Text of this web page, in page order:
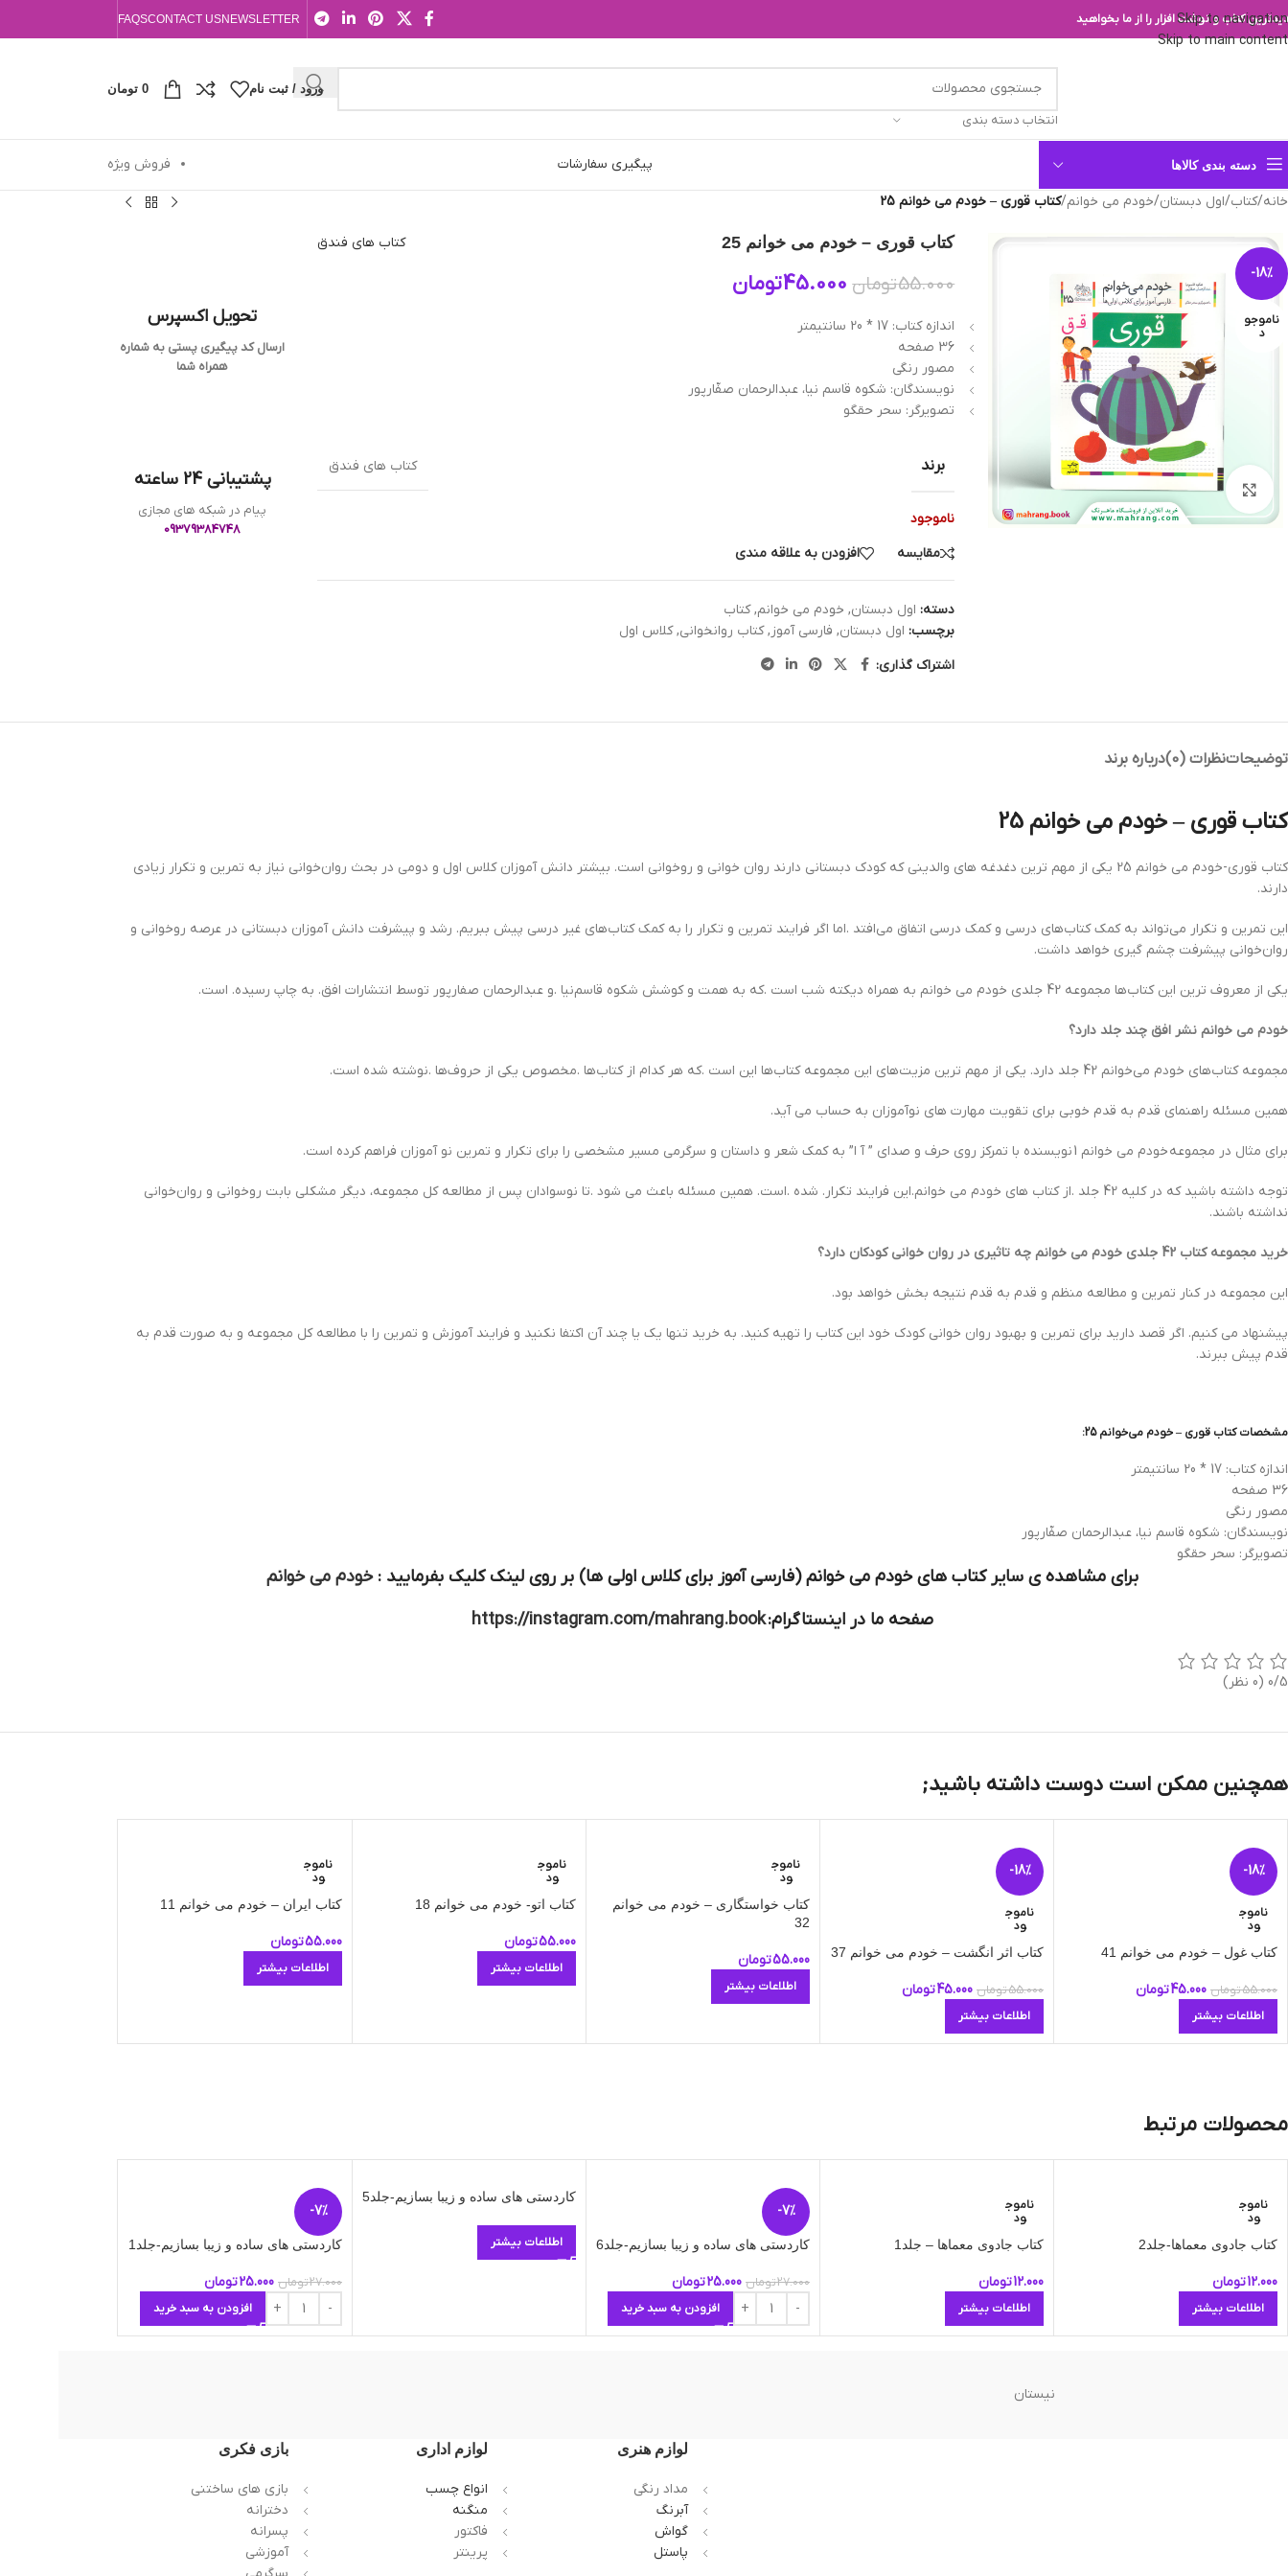
Skip to navigation
Skip to main content
کتاب و نوشت افزار را از ما بخواهید NEWSLETTER
CONTACT US
FAQS
انتخاب دسته بندی
ورود / ثبت نام 0 تومان
دسته بندی کالاها پیگیری سفارشات فروش ویژه
خانه/کتاب/اول دبستان/خودم می خوانم/کتاب قوری – خودم می‌ خوانم 25
-18%
ناموجو
د
بزرگنمایی تصویر
کتاب های فندق کتاب قوری – خودم می‌ خوانم 25
55.000تومان 45.000تومان
اندازه کتاب: 17 * 20 سانتیمتر
36 صفحه
مصور رنگی
نویسندگان: شکوه قاسم نیا، عبدالرحمان صفّارپور
تصویرگر: سحر حقگو
برند کتاب های فندق
ناموجود
مقایسه
افزودن به علاقه مندی
دسته: اول دبستان, خودم می خوانم, کتاب
برچسب: اول دبستان, فارسی آموز, کتاب روانخوانی, کلاس اول
اشتراک گذاری:
تحویل اکسپرس
ارسال کد پیگیری پستی به شماره
همراه شما
پشتیبانی 24 ساعته
پیام در شبکه های مجازی
09379384748
توضیحاتنظرات (0) درباره برند
کتاب قوری – خودم می‌ خوانم 25
کتاب قوری-خودم می‌ خوانم 25 یکی از مهم ترین دغدغه های والدینی که کودک دبستانی دارند روان خوانی و روخوانی است. بیشتر دانش آموزان کلاس اول و دومی در بحث روان‌خوانی نیاز به تمرین و تکرار زیادی
دارند.
این تمرین و تکرار می‌تواند به کمک کتاب‌های درسی و کمک درسی اتفاق می‌افتد .اما اگر فرایند تمرین و تکرار را به کمک کتاب‌های غیر درسی پیش ببریم. رشد و پیشرفت دانش آموزان دبستانی در عرصه روخوانی و
روان‌خوانی پیشرفت چشم گیری خواهد داشت.
یکی از معروف ترین این کتاب‌ها مجموعه 42 جلدی خودم می خوانم به همراه دیکته شب است .که به همت و کوشش شکوه قاسم‌نیا .و عبدالرحمان صفارپور توسط انتشارات افق. به چاپ رسیده. است.
خودم می خوانم نشر افق چند جلد دارد؟
مجموعه کتاب‌های خودم می‌خوانم 42 جلد دارد. یکی از مهم ترین مزیت‌های این مجموعه کتاب‌ها این است .که هر کدام از کتاب‌ها .مخصوص یکی از حروف‌ها .نوشته شده است.
همین مسئله راهنمای قدم به قدم خوبی برای تقویت مهارت های نوآموزان به حساب می آید.
برای مثال در مجموعه خودم می خوانم 1 نویسنده با تمرکز روی حرف و صدای ” آ ا” به کمک شعر و داستان و سرگرمی مسیر مشخصی را برای تکرار و تمرین نو آموزان فراهم کرده است.
توجه داشته باشید که در کلیه 42 جلد .از کتاب های خودم می خوانم.این فرایند تکرار. شده .است. همین مسئله باعث می شود .تا نو‌سوادان پس از مطالعه کل مجموعه، دیگر مشکلی بابت روخوانی و روان‌خوانی
نداشته باشند.
خرید مجموعه کتاب 42 جلدی خودم می خوانم چه تاثیری در روان خوانی کودکان دارد؟
این مجموعه در کنار تمرین و مطالعه منظم و قدم به قدم نتیجه بخش خواهد بود.
پیشنهاد می کنیم. اگر قصد دارید برای تمرین و بهبود روان خوانی کودک خود این کتاب را تهیه کنید. به خرید تنها یک یا چند آن اکتفا نکنید و فرایند آموزش و تمرین را با مطالعه کل مجموعه و به صورت قدم به
قدم پیش ببرند.
مشخصات کتاب قوری – خودم می‌خوانم 25:
اندازه کتاب: 17 * 20 سانتیمتر
36 صفحه
مصور رنگی
نویسندگان: شکوه قاسم نیا، عبدالرحمان صفّارپور
تصویرگر: سحر حقگو
برای مشاهده ی سایر کتاب های خودم می خوانم (فارسی آموز برای کلاس اولی ها) بر روی لینک کلیک بفرمایید :خودم می خوانم
صفحه ما در اینستاگرام:https://instagram.com/mahrang.book
0/5 (0 نظر)
همچنین ممکن است دوست داشته باشید;
-18%
ناموج
ود
کتاب غول – خودم می‌ خوانم 41
55.000تومان 45.000تومان
اطلاعات بیشتر
-18%
ناموج
ود
کتاب اثر انگشت – خودم می‌ خوانم 37
55.000تومان 45.000تومان
اطلاعات بیشتر
ناموج
ود
کتاب خواستگاری – خودم می‌ خوانم
32
55.000تومان
اطلاعات بیشتر
ناموج
ود
کتاب اتو- خودم می‌ خوانم 18
55.000تومان
اطلاعات بیشتر
ناموج
ود
کتاب ایران – خودم می‌ خوانم 11
55.000تومان
اطلاعات بیشتر
محصولات مرتبط
ناموج
ود
کتاب جادوی معماها-جلد2
12.000تومان
اطلاعات بیشتر
ناموج
ود
کتاب جادوی معماها – جلد1
12.000تومان
اطلاعات بیشتر
-7%
کاردستی های ساده و زیبا بسازیم-جلد6
27.000تومان 25.000تومان
افزودن به سبد خرید
کاردستی های ساده و زیبا بسازیم-جلد5
اطلاعات بیشتر
-7%
کاردستی های ساده و زیبا بسازیم-جلد1
27.000تومان 25.000تومان
افزودن به سبد خرید
نیستان
لوازم هنری
مداد رنگی
آبرنگ
گواش
پاستل
لوازم اداری
انواع چسب
منگنه
فاکتور
پرینتر
بازی فکری
بازی های ساختنی
دخترانه
پسرانه
آموزشی